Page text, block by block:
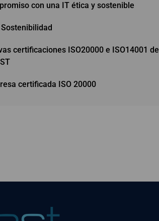
con una IT ética y sostenible
Sostenibilidad
certificaciones ISO20000 e ISO14001 de
certificada ISO 20000